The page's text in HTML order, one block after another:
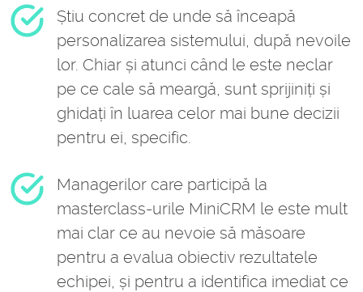
Știu concret de unde să înceapă
personalizarea sistemului, după nevoile
lor. Chiar și atunci când le este neclar
pe ce cale să meargă, sunt sprijiniți și
ghidați în luarea celor mai bune decizii
pentru ei, specific.
Managerilor care participă la
masterclass-urile MiniCRM le este mult
mai clar ce au nevoie să măsoare
pentru a evalua obiectiv rezultatele
echipei, și pentru a identifica imediat ce